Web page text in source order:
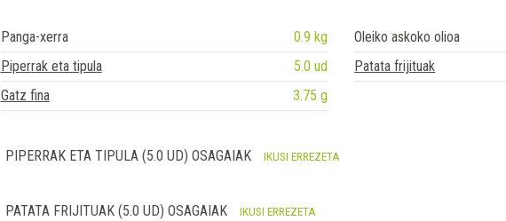
Panga-xerra 0.9 kg Oleiko askoko olioa
Piperrak eta tipula
5.0 ud Patata frijituak
Gatz fina
3.75 g
PIPERRAK ETA TIPULA (5.0 UD) OSAGAIAK IKUSI ERREZETA
PATATA FRIJITUAK (5.0 UD) OSAGAIAK IKUSI ERREZETA